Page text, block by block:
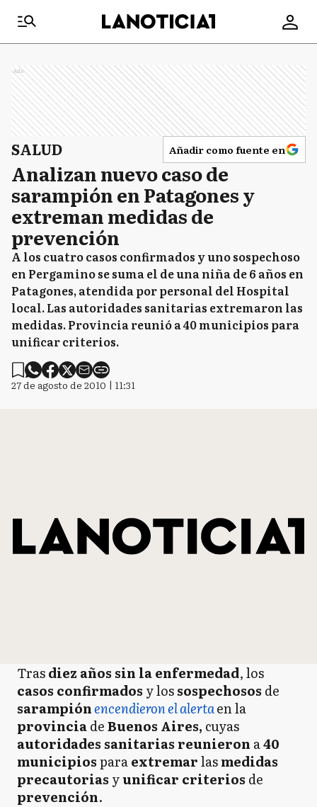
Ads
SALUD Añadir como fuente en
Analizan nuevo caso de
sarampión en Patagones y
extreman medidas de
prevención
A los cuatro casos confirmados y uno sospechoso
en Pergamino se suma el de una niña de 6 años en
Patagones, atendida por personal del Hospital
local. Las autoridades sanitarias extremaron las
medidas. Provincia reunió a 40 municipios para
unificar criterios.
27 de agosto de 2010 | 11:31
Trasdiez años sin la enfermedad, los
casos confirmados y lossospechosos de
sarampiónencendieron el alertaen la
provinciadeBuenos Aires, cuyas
autoridades sanitarias reunieron a40
municipiosparaextremarlasmedidas
precautorias yunificar criterios de
prevención.